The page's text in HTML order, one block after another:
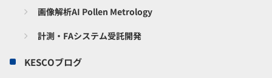
画像解析AI Pollen Metrology
計測・FAシステム受託開発
KESCOブログ